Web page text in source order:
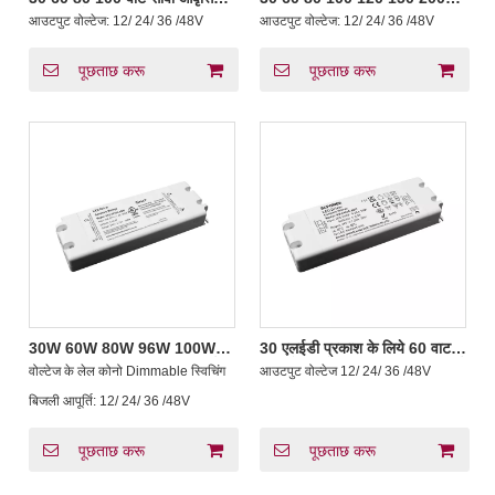
रूपांतरण के साथ कम प्रोफाइल
प्लास्टिक स्विचिंग बिजली आपूर्ति
आउटपुट वोल्टेज: 12/ 24/ 36 /48V
पूछताछ करू
300 500 600 वाट सीवी IP66
निविड़ अंधकार एलईडी स्विचिंग बिजली
आउटपुट वोल्टेज: 12/ 24/ 36 /48V
पूछताछ करू
30W 60W 80W 96W 100W
120W सीवी प्लास्टिक आवास एलईडी
वोल्टेज के लेल कोनो Dimmable स्विचिंग
बिजली आपूर्ति: 12/ 24/ 36 /48V
पूछताछ करू
30 एलईडी प्रकाश के लिये 60 वाट
सीवी गैर-डिम्मेबल स्विचिंग पावर सप्लाई
आउटपुट वोल्टेज 12/ 24/ 36 /48V
पूछताछ करू